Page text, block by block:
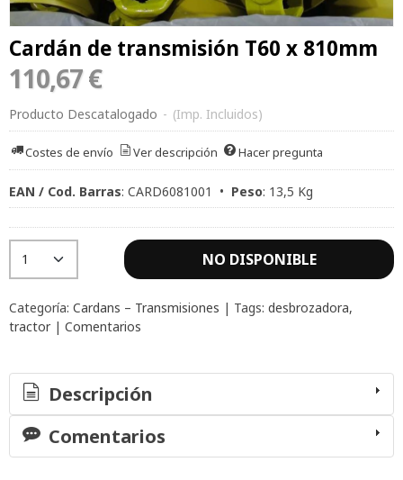
Cardán de transmisión T60 x 810mm
110,67 €
Producto Descatalogado - (Imp. Incluidos)
Costes de envío Ver descripción Hacer pregunta
EAN / Cod. Barras: CARD6081001 • Peso: 13,5 Kg
NO DISPONIBLE
Categoría: Cardans – Transmisiones | Tags: desbrozadora
tractor | Comentarios
Descripción
Comentarios